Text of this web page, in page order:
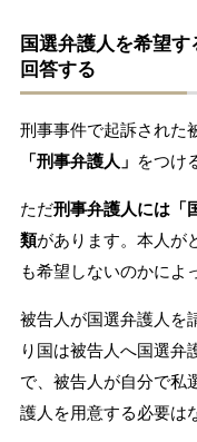
国選弁護人を希望
回答する
刑事事件で起訴された
「刑事弁護人」 をつけ
ただ刑事弁護人には「
類があります。本人が
も希望しないのかによ
被告人が国選弁護人を
り国は被告人へ国選弁
で、被告人が自分で私
護人を用意する必要は